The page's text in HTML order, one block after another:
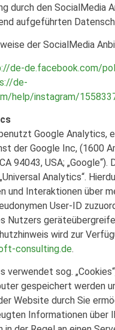
durch den SocialMedia
aufgeführten
der SocialMedia
de-de.facebook.com/
de-
help/instagram/
Google Analytics,
der Google Inc, (1600
94043, USA;
Analytics“.
und Interaktionen über
User-ID
Nutzers
wird zur
consulting.de.
verwendet sog.
gespeichert werden
Website durch Sie
Informationen über